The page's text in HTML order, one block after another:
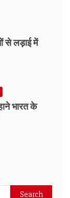
से लड़ाई में
भारत के